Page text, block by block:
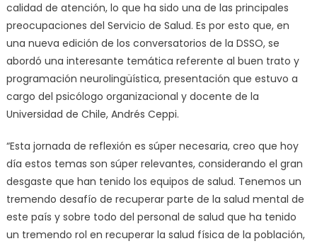
calidad de atención, lo que ha sido una de las principales
preocupaciones del Servicio de Salud. Es por esto que, en
una nueva edición de los conversatorios de la DSSO, se
abordó una interesante temática referente al buen trato y
programación neurolingüística, presentación que estuvo a
cargo del psicólogo organizacional y docente de la
Universidad de Chile, Andrés Ceppi.
“Esta jornada de reflexión es súper necesaria, creo que hoy
día estos temas son súper relevantes, considerando el gran
desgaste que han tenido los equipos de salud. Tenemos un
tremendo desafío de recuperar parte de la salud mental de
este país y sobre todo del personal de salud que ha tenido
un tremendo rol en recuperar la salud física de la población,